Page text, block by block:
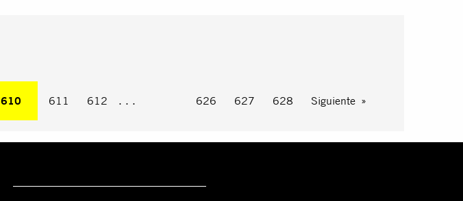
Estás en la página
610 611 612 . . . 626 627 628 Siguiente